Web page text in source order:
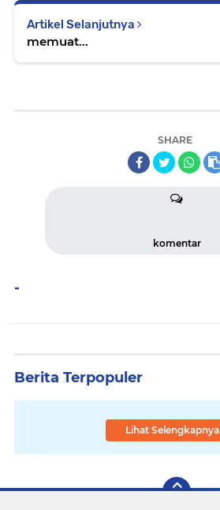
Artikel Selanjutnya
memuat...
SHARE
komentar
-
Berita Terpopuler
Lihat Selengkapnya